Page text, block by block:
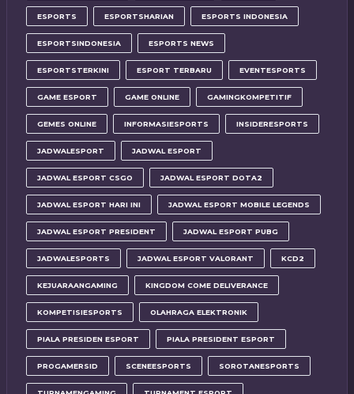
ESPORTS ESPORTSHARIAN ESPORTS INDONESIA
ESPORTSINDONESIA ESPORTS NEWS
ESPORTSTERKINI ESPORT TERBARU EVENTESPORTS
GAME ESPORT GAME ONLINE GAMINGKOMPETITIF
GEMES ONLINE INFORMASIESPORTS INSIDERESPORTS
JADWALESPORT JADWAL ESPORT
JADWAL ESPORT CSGO JADWAL ESPORT DOTA2
JADWAL ESPORT HARI INI JADWAL ESPORT MOBILE LEGENDS
JADWAL ESPORT PRESIDENT JADWAL ESPORT PUBG
JADWALESPORTS JADWAL ESPORT VALORANT KCD2
KEJUARAANGAMING KINGDOM COME DELIVERANCE
KOMPETISIESPORTS OLAHRAGA ELEKTRONIK
PIALA PRESIDEN ESPORT PIALA PRESIDENT ESPORT
PROGAMERSID SCENEESPORTS SOROTANESPORTS